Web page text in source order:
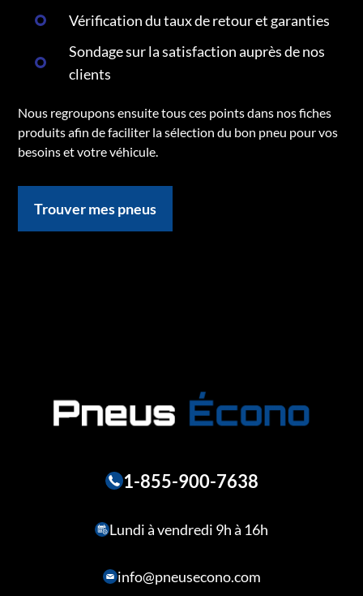
Vérification du taux de retour et garanties
Sondage sur la satisfaction auprès de nos
clients
Nous regroupons ensuite tous ces points dans nos fiches
produits afin de faciliter la sélection du bon pneu pour vos
besoins et votre véhicule.
Trouver mes pneus
1-855-900-7638
Lundi à vendredi 9h à 16h
info@pneusecono.com